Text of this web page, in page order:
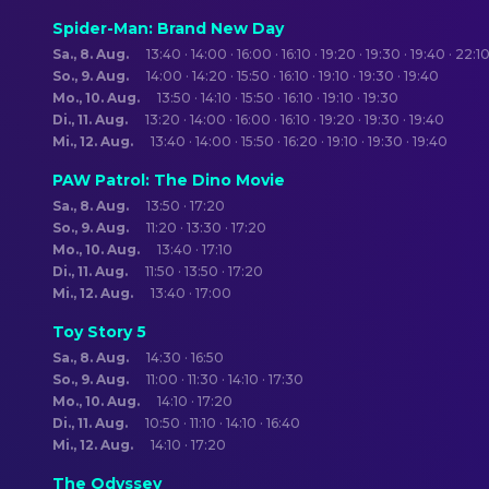
Spider-Man: Brand New Day
Sa., 8. Aug.
13:40 · 14:00 · 16:00 · 16:10 · 19:20 · 19:30 · 19:40 · 22:10
So., 9. Aug.
14:00 · 14:20 · 15:50 · 16:10 · 19:10 · 19:30 · 19:40
Mo., 10. Aug.
13:50 · 14:10 · 15:50 · 16:10 · 19:10 · 19:30
Di., 11. Aug.
13:20 · 14:00 · 16:00 · 16:10 · 19:20 · 19:30 · 19:40
Mi., 12. Aug.
13:40 · 14:00 · 15:50 · 16:20 · 19:10 · 19:30 · 19:40
PAW Patrol: The Dino Movie
Sa., 8. Aug.
13:50 · 17:20
So., 9. Aug.
11:20 · 13:30 · 17:20
Mo., 10. Aug.
13:40 · 17:10
Di., 11. Aug.
11:50 · 13:50 · 17:20
Mi., 12. Aug.
13:40 · 17:00
Toy Story 5
Sa., 8. Aug.
14:30 · 16:50
So., 9. Aug.
11:00 · 11:30 · 14:10 · 17:30
Mo., 10. Aug.
14:10 · 17:20
Di., 11. Aug.
10:50 · 11:10 · 14:10 · 16:40
Mi., 12. Aug.
14:10 · 17:20
The Odyssey